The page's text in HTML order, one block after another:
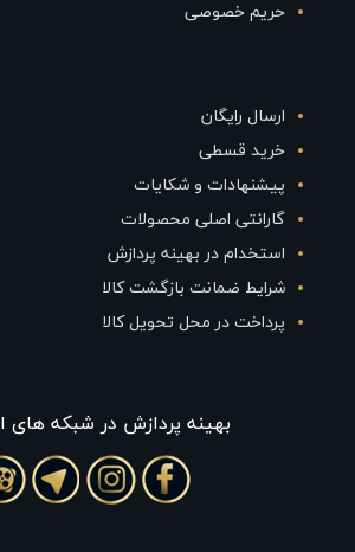
حریم خصوصی
ارسال رایگان
خرید قسطی
پیشنهادات و شکایات
گارانتی اصلی محصولات
استخدام در بهینه پردازش
شرایط ضمانت بازگشت کالا
پرداخت در محل تحویل کالا
بهينه پردازش در شبکه های